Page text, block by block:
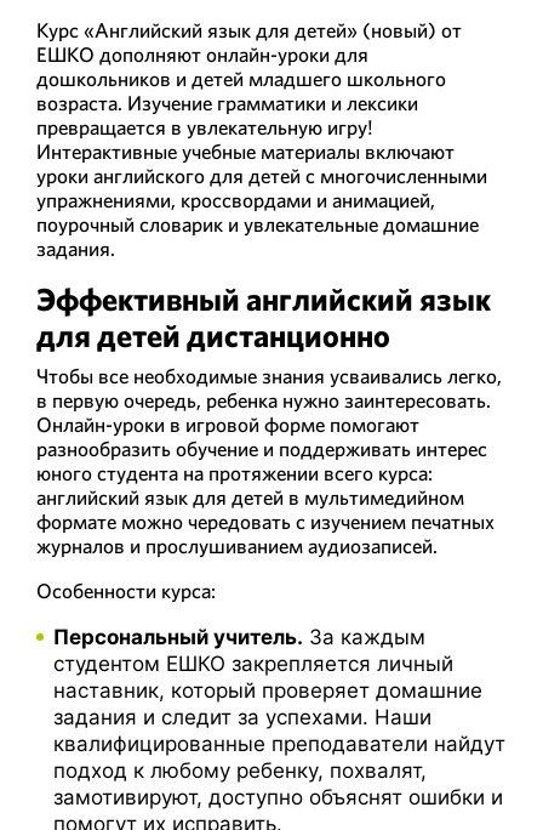
Курс «Английский язык для детей» (новый) от
ЕШКО дополняют онлайн-уроки для
дошкольников и детей младшего школьного
возраста. Изучение грамматики и лексики
превращается в увлекательную игру!
Интерактивные учебные материалы включают
уроки английского для детей с многочисленными
упражнениями, кроссвордами и анимацией,
поурочный словарик и увлекательные домашние
задания.
Эффективный английский язык
для детей дистанционно
Чтобы все необходимые знания усваивались легко,
в первую очередь, ребенка нужно заинтересовать.
Онлайн-уроки в игровой форме помогают
разнообразить обучение и поддерживать интерес
юного студента на протяжении всего курса:
английский язык для детей в мультимедийном
формате можно чередовать с изучением печатных
журналов и прослушиванием аудиозаписей.
Особенности курса:
Персональный учитель. За каждым
студентом ЕШКО закрепляется личный
наставник, который проверяет домашние
задания и следит за успехами. Наши
квалифицированные преподаватели найдут
подход к любому ребенку, похвалят,
замотивируют, доступно объяснят ошибки и
помогут их исправить.